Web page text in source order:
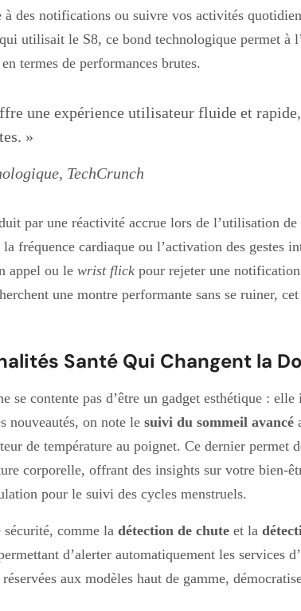
des notifications ou suivre vos activités
utilisait le S8, ce bond technologique permet à
termes de performances brutes.
une expérience utilisateur fluide et
»
TechCrunch
par une réactivité accrue lors de l’utilisation
fréquence cardiaque ou l’activation des gestes
appel ou le wrist flick pour rejeter une
une montre performante sans se ruiner,
Santé Qui Changent la
se contente pas d’être un gadget esthétique :
nouveautés, on note le suivi du sommeil avancé
de température au poignet. Ce dernier permet
corporelle, offrant des insights sur votre bien-
pour le suivi des cycles menstruels.
comme la détection de chute et la
d’alerter automatiquement les services
aux modèles haut de gamme,